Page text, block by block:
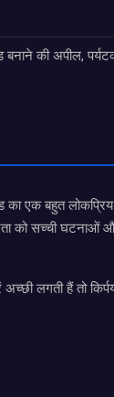
की अपील,
एक बहुत लोकप्रिय
को सच्ची घटनाओं
लगती हैं तो